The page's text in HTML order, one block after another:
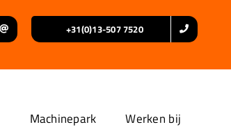
+31(0)13-507 7520
Machinepark Werken bij